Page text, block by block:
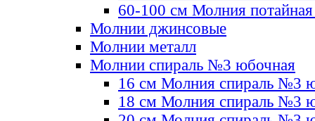
60-100 см Молния
Молнии джинсовые
Молнии металл
Молнии спираль №3 юбочная
16 см Молния спираль №3
18 см Молния спираль №3